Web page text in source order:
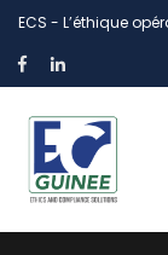
ECS - L’éthique